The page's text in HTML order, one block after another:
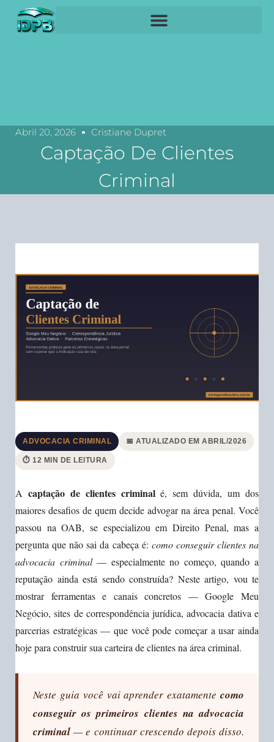
Abril 20, 2026 Cristiane Dupret
Captação De Clientes
Criminal
ADVOCACIA CRIMINAL 📅 ATUALIZADO EM ABRIL/2026
⏱️ 12 MIN DE LEITURA
A captação de clientes criminalé, sem dúvida, um dos
maiores desafios de quem decide advogar na área penal. Você
passou na OAB, se especializou em Direito Penal, mas a
pergunta que não sai da cabeça é: como conseguir clientes na
advocacia criminal— especialmente no começo, quando a
reputação ainda está sendo construída? Neste artigo, vou te
mostrar ferramentas e canais concretos — Google Meu
Negócio, sites de correspondência jurídica, advocacia dativa e
parcerias estratégicas — que você pode começar a usar ainda
hoje para construir sua carteira de clientes na área criminal.
Neste guia você vai aprender exatamente como
conseguir os primeiros clientes na advocacia
criminal — e continuar crescendo depois disso.